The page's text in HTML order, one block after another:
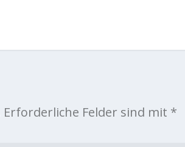
Erforderliche Felder sind mit *